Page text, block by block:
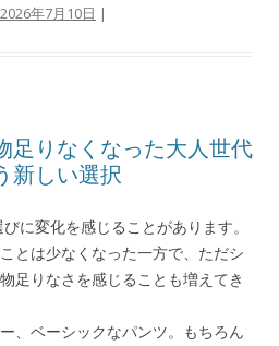
2026年7月10日 |
足りなくなった大人世代
新しい選択
に変化を感じることがあります。
とは少なくなった一方で、ただシ
足りなさを感じることも増えてき
、ベーシックなパンツ。もちろん